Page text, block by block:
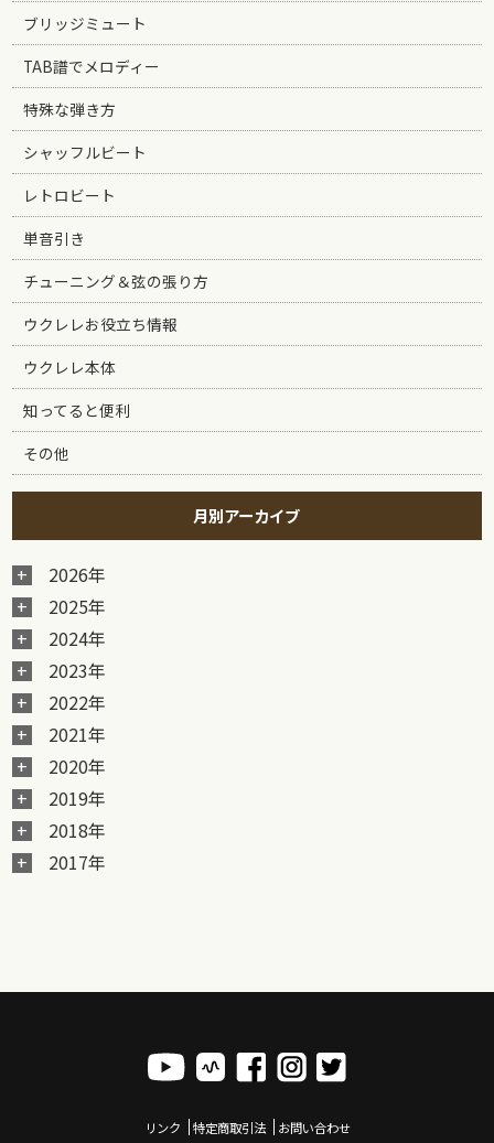
ブリッジミュート
TAB譜でメロディー
特殊な弾き方
シャッフルビート
レトロビート
単音引き
チューニング＆弦の張り方
ウクレレお役立ち情報
ウクレレ本体
知ってると便利
その他
月別アーカイブ
2026年
2025年
2024年
2023年
2022年
2021年
2020年
2019年
2018年
2017年
リンク 特定商取引法 お問い合わせ